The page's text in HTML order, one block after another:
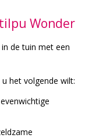
Wonder
de tuin met een
u het volgende wilt: